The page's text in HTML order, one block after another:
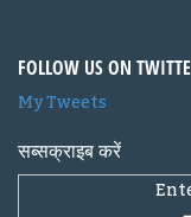
FOLLOW US ON
My Tweets
सब्सक्राइब करें